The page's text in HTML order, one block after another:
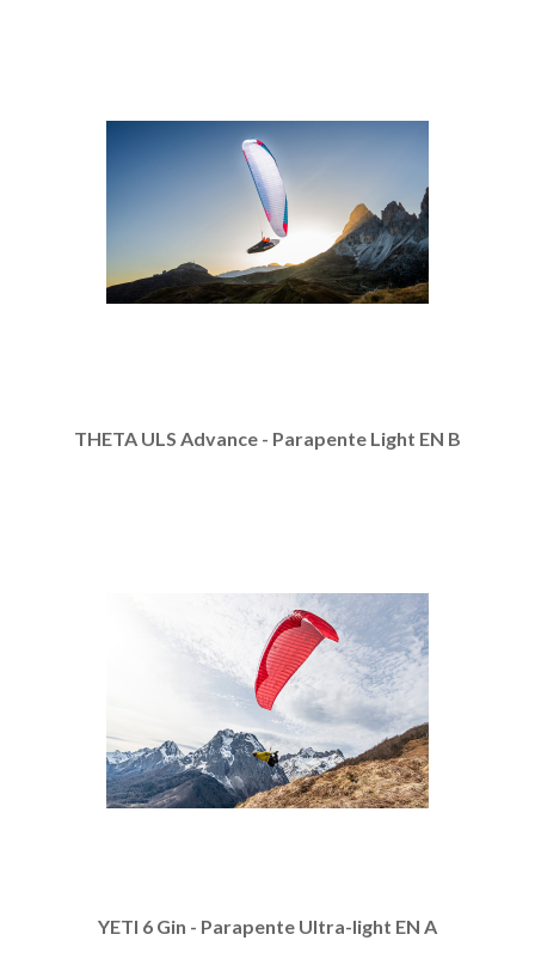
THETA ULS Advance - Parapente Light EN B
YETI 6 Gin - Parapente Ultra-light EN A